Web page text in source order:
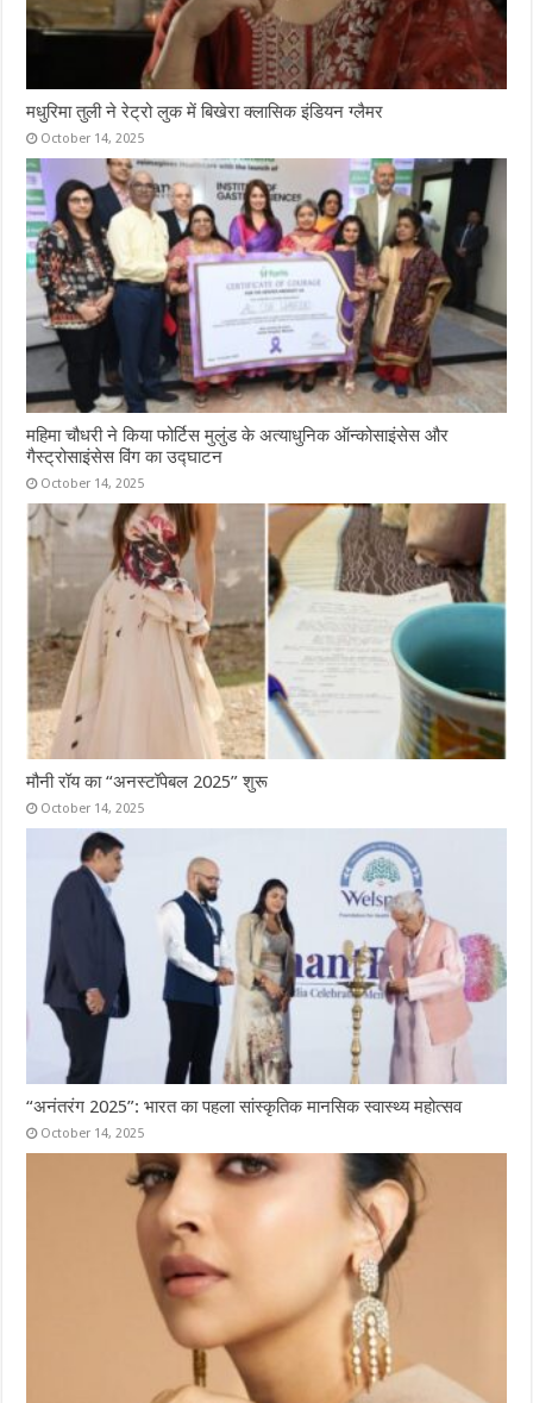
मधुरिमा तुली ने रेट्रो लुक में बिखेरा क्लासिक इंडियन ग्लैमर
October 14, 2025
महिमा चौधरी ने किया फोर्टिस मुलुंड के अत्याधुनिक ऑन्कोसाइंसेस और
गैस्ट्रोसाइंसेस विंग का उद्घाटन
October 14, 2025
मौनी रॉय का “अनस्टॉपेबल 2025” शुरू
October 14, 2025
“अनंतरंग 2025”: भारत का पहला सांस्कृतिक मानसिक स्वास्थ्य महोत्सव
October 14, 2025